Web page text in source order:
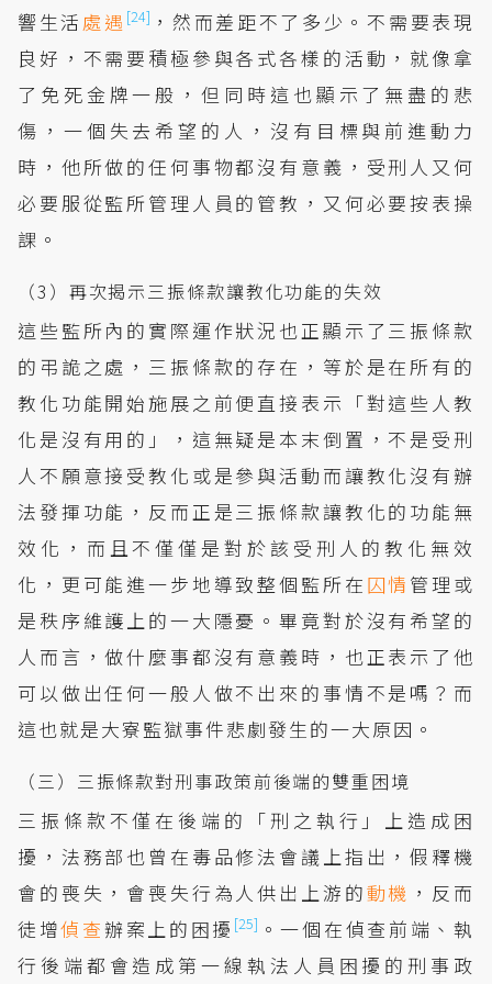
響生活 處遇 [24] ，然而差距不了多少。不需要表現
良好，不需要積極參與各式各樣的活動，就像拿
了免死金牌一般，但同時這也顯示了無盡的悲
傷，一個失去希望的人，沒有目標與前進動力
時，他所做的任何事物都沒有意義，受刑人又何
必要服從監所管理人員的管教，又何必要按表操
課。
（3）再次揭示三振條款讓教化功能的失效
這些監所內的實際運作狀況也正顯示了三振條款
的弔詭之處，三振條款的存在，等於是在所有的
教化功能開始施展之前便直接表示「對這些人教
化是沒有用的」，這無疑是本末倒置，不是受刑
人不願意接受教化或是參與活動而讓教化沒有辦
法發揮功能，反而正是三振條款讓教化的功能無
效化，而且不僅僅是對於該受刑人的教化無效
化，更可能進一步地導致整個監所在 囚情 管理或
是秩序維護上的一大隱憂。畢竟對於沒有希望的
人而言，做什麼事都沒有意義時，也正表示了他
可以做出任何一般人做不出來的事情不是嗎？而
這也就是大寮監獄事件悲劇發生的一大原因。
（三）三振條款對刑事政策前後端的雙重困境
三振條款不僅在後端的「刑之執行」上造成困
擾，法務部也曾在毒品修法會議上指出，假釋機
會的喪失，會喪失行為人供出上游的動機 ，反而
徒增偵查辦案上的困擾 [25] 。一個在偵查前端、執
行後端都會造成第一線執法人員困擾的刑事政